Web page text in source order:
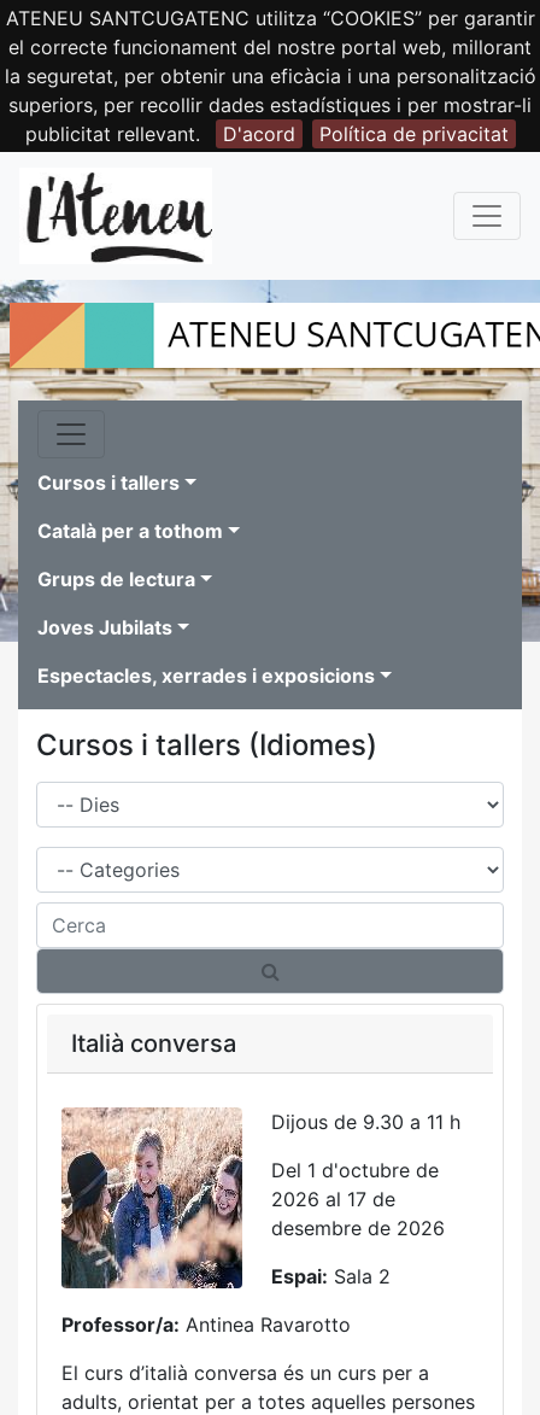
ATENEU SANTCUGATENC utilitza “COOKIES” per garantir
el correcte funcionament del nostre portal web, millorant
la seguretat, per obtenir una eficàcia i una personalització
superiors, per recollir dades estadístiques i per mostrar-li
publicitat rellevant.
D'acord Política de privacitat
Cursos i tallers
Català per a tothom
Grups de lectura
Joves Jubilats
Espectacles, xerrades i exposicions
Cursos i tallers (Idiomes)
Dies
Família
Cerca
Italià conversa
Dijous de 9.30 a 11 h
Del 1 d'octubre de
2026 al 17 de
desembre de 2026
Espai: Sala 2
Professor/a: Antinea Ravarotto
El curs d’italià conversa és un curs per a
adults, orientat per a totes aquelles persones